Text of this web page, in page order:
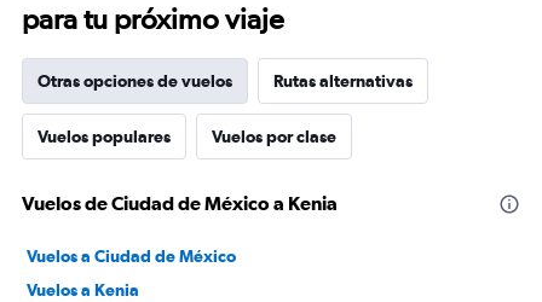
para tu próximo viaje
Otras opciones de vuelos Rutas alternativas
Vuelos populares Vuelos por clase
Vuelos de Ciudad de México a Kenia
Vuelos a Ciudad de México
Vuelos a Kenia